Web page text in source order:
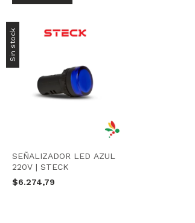
Sin stock
SEÑALIZADOR LED AZUL
220V | STECK
$6.274,79